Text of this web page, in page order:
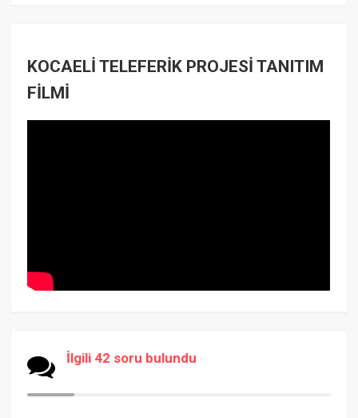
KOCAELİ TELEFERİK PROJESİ TANITIM
FİLMİ
İlgili 42 soru bulundu